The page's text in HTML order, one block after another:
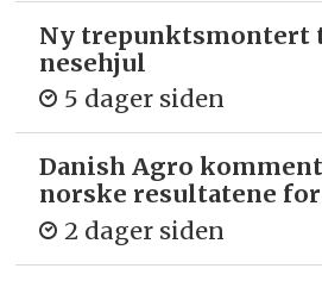
Ny trepunkts­montert
nesehjul
5 dager siden
Danish Agro
norske resultatene for
2 dager siden